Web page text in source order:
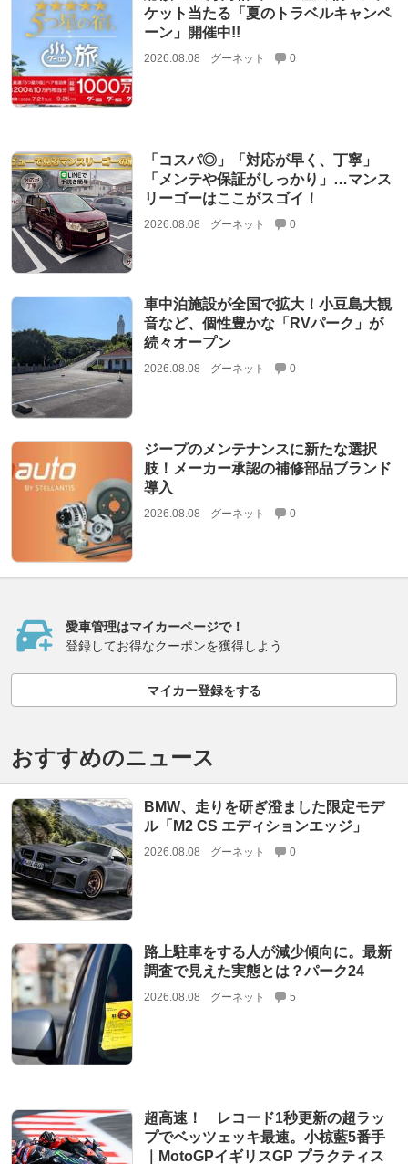
ケット当たる「夏のトラベルキャンペ
ーン」開催中!!
2026.08.08 グーネット 0
「コスパ◎」「対応が早く、丁寧」
「メンテや保証がしっかり」…マンス
リーゴーはここがスゴイ！
2026.08.08 グーネット 0
車中泊施設が全国で拡大！小豆島大観
音など、個性豊かな「RVパーク」が
続々オープン
2026.08.08 グーネット 0
ジープのメンテナンスに新たな選択
肢！メーカー承認の補修部品ブランド
導入
2026.08.08 グーネット 0
愛車管理はマイカーページで！
登録してお得なクーポンを獲得しよう
マイカー登録をする
おすすめのニュース
BMW、走りを研ぎ澄ました限定モデ
ル「M2 CS エディションエッジ」
2026.08.08 グーネット 0
路上駐車をする人が減少傾向に。最新
調査で見えた実態とは？パーク24
2026.08.08 グーネット 5
超高速！ レコード1秒更新の超ラッ
プでベッツェッキ最速。小椋藍5番手
｜MotoGPイギリスGP プラクティス